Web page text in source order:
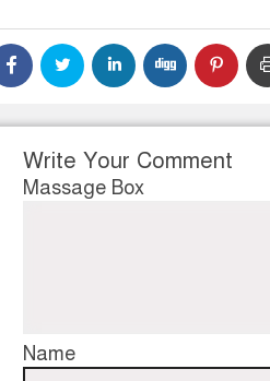
Write Your Comment
Massage Box
Name